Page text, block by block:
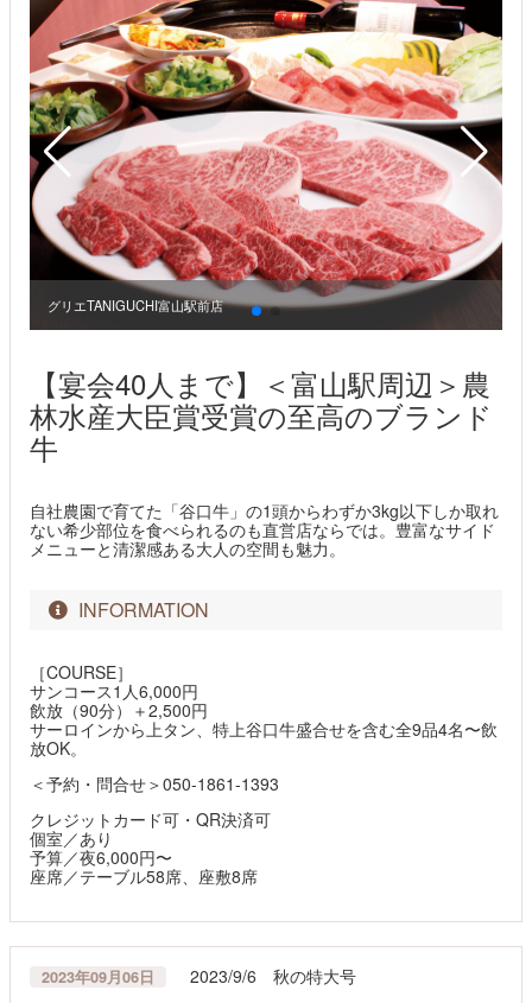
グリエTANIGUCHI富山駅前店
【宴会40人まで】＜富山駅周辺＞農
林水産大臣賞受賞の至高のブランド
牛
自社農園で育てた「谷口牛」の1頭からわずか3kg以下しか取れ
ない希少部位を食べられるのも直営店ならでは。豊富なサイド
メニューと清潔感ある大人の空間も魅力。
INFORMATION
［COURSE］
サンコース1人6,000円
飲放（90分）＋2,500円
サーロインから上タン、特上谷口牛盛合せを含む全9品4名〜飲
放OK。
＜予約・問合せ＞050-1861-1393
クレジットカード可・QR決済可
個室／あり
予算／夜6,000円〜
座席／テーブル58席、座敷8席
2023年09月06日 2023/9/6 秋の特大号